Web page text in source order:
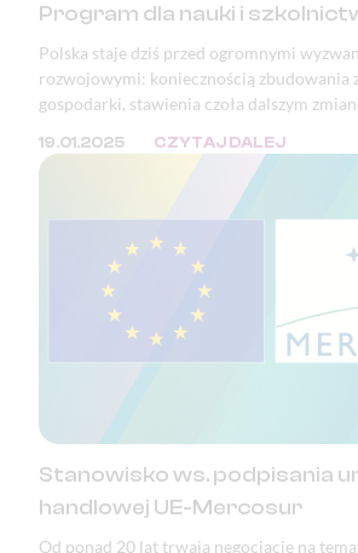
Program dla nauki i
Polska staje dziś przed ogromnymi
rozwojowymi: koniecznością zbudowania
gospodarki, stawienia czoła dalszym
wykorzystaniem potencjału i szans
19.01.2025 CZYTAJ DALEJ
Stanowisko ws. podpisania
handlowej UE-Mercosur
Od ponad 20 lat trwają negocjacje na